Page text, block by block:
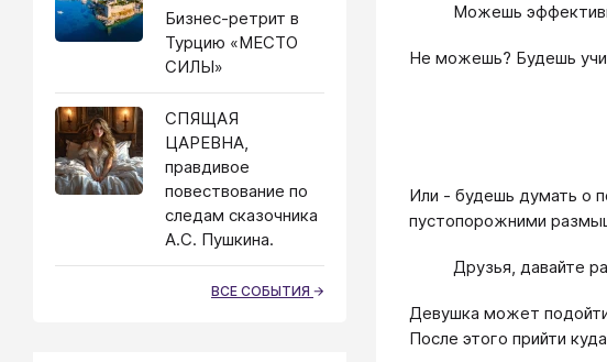
Можешь
Не можешь? Будешь
Или - будешь думать о
пустопорожними
Друзья, давайте
Девушка может подойти
После этого прийти
Бизнес-ретрит в
Турцию «МЕСТО
СИЛЫ»
СПЯЩАЯ
ЦАРЕВНА,
правдивое
повествование по
следам сказочника
А.С. Пушкина.
ВСЕ СОБЫТИЯ